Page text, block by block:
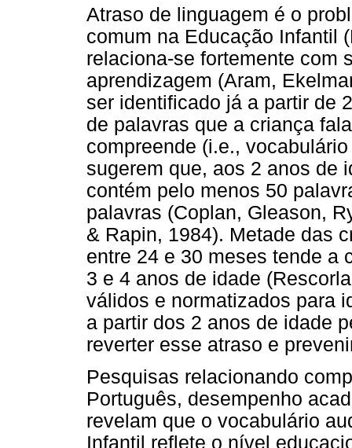
Atraso de linguagem é o
comum na Educação Infantil
relaciona-se fortemente com
aprendizagem (Aram,
ser identificado já a partir de
de palavras que a criança
compreende (i.e.,
sugerem que, aos 2 anos de
contém pelo menos 50
palavras (Coplan, Gleason,
& Rapin, 1984). Metade das
entre 24 e 30 meses tende a
3 e 4 anos de idade
válidos e normatizados para
a partir dos 2 anos de idade
reverter esse atraso e
Pesquisas relacionando
Português, desempenho
revelam que o vocabulário
Infantil reflete o nível